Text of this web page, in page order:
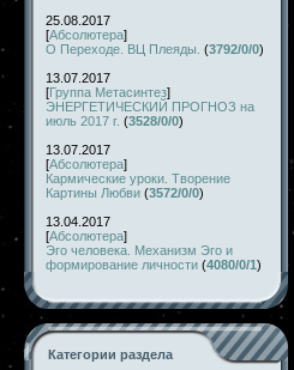
25.08.2017
[Абсолютера]
О Переходе. ВЦ Плеяды. (3792/0/0)
13.07.2017
[Группа Метасинтез]
ЭНЕРГЕТИЧЕСКИЙ ПРОГНОЗ на
июль 2017 г. (3528/0/0)
13.07.2017
[Абсолютера]
Кармические уроки. Творение
Картины Любви (3572/0/0)
13.04.2017
[Абсолютера]
Эго человека. Механизм Эго и
формирование личности (4080/0/1)
Категории раздела